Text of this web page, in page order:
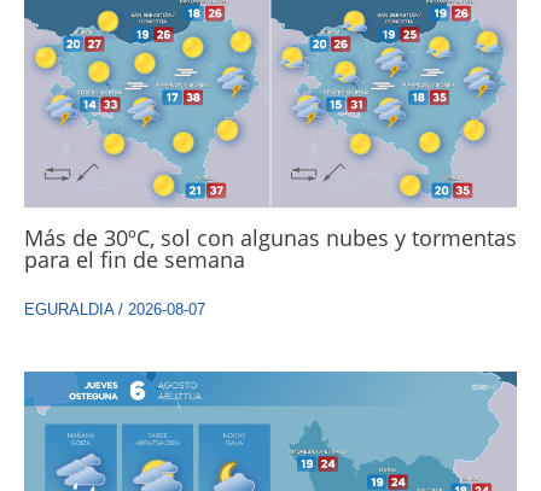
Más de 30ºC, sol con algunas nubes y tormentas
para el fin de semana
EGURALDIA/ 2026-08-07